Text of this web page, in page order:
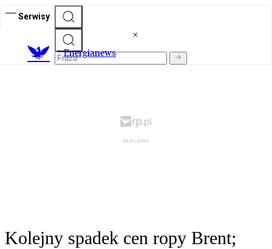
Serwisy
Energianews
Kolejny spadek cen ropy Brent;